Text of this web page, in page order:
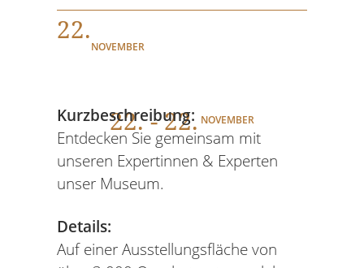
22.
NOVEMBER
22. - 22. NOVEMBER
Kurzbeschreibung:
Entdecken Sie gemeinsam mit
unseren Expertinnen & Experten
unser Museum.
Details:
Auf einer Ausstellungsfläche von